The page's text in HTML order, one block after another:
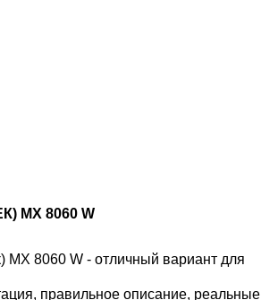
MX 8060 W
MX 8060 W - отличный вариант для
правильное описание, реальные